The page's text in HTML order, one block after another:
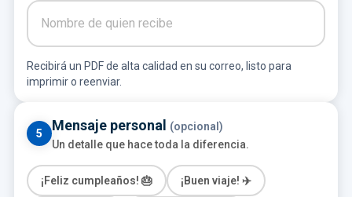
Recibirá un PDF de alta calidad en su correo, listo para
imprimir o reenviar.
5 Mensaje personal (opcional)
Un detalle que hace toda la diferencia.
¡Feliz cumpleaños! 🎂 ¡Buen viaje! ✈️